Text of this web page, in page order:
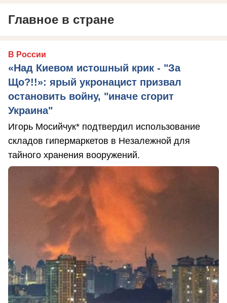
Главное в стране
В России
«Над Киевом истошный крик - "За
Що?!!»: ярый укронацист призвал
остановить войну, "иначе сгорит
Украина"
Игорь Мосийчук* подтвердил использование
складов гипермаркетов в Незалежной для
тайного хранения вооружений.